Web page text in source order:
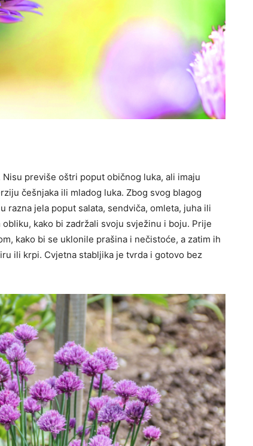
previše oštri poput običnog luka, ali imaju
češnjaka ili mladog luka. Zbog svog blagog
razna jela poput salata, sendviča, omleta, juha ili
kako bi zadržali svoju svježinu i boju. Prije
kako bi se uklonile prašina i nečistoće, a zatim ih
ili krpi. Cvjetna stabljika je tvrda i gotovo bez